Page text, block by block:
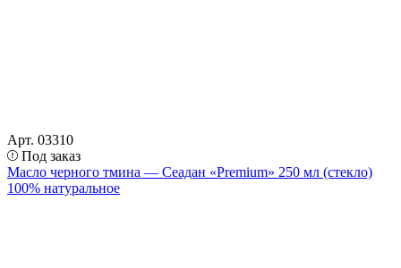
Арт. 03310
Под заказ
Масло черного тмина — Сеадан «Premium» 250 мл (стекло)
100% натуральное